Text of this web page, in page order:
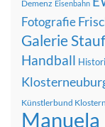
Demenz Eisenbahn
Fotografie
Galerie
Handball
Künstlerbund